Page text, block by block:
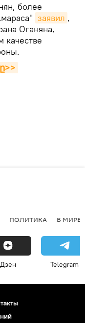
более
заявил ,
Оганяна,
качестве
ПОЛИТИКА В МИРЕ
Дзен Telegram